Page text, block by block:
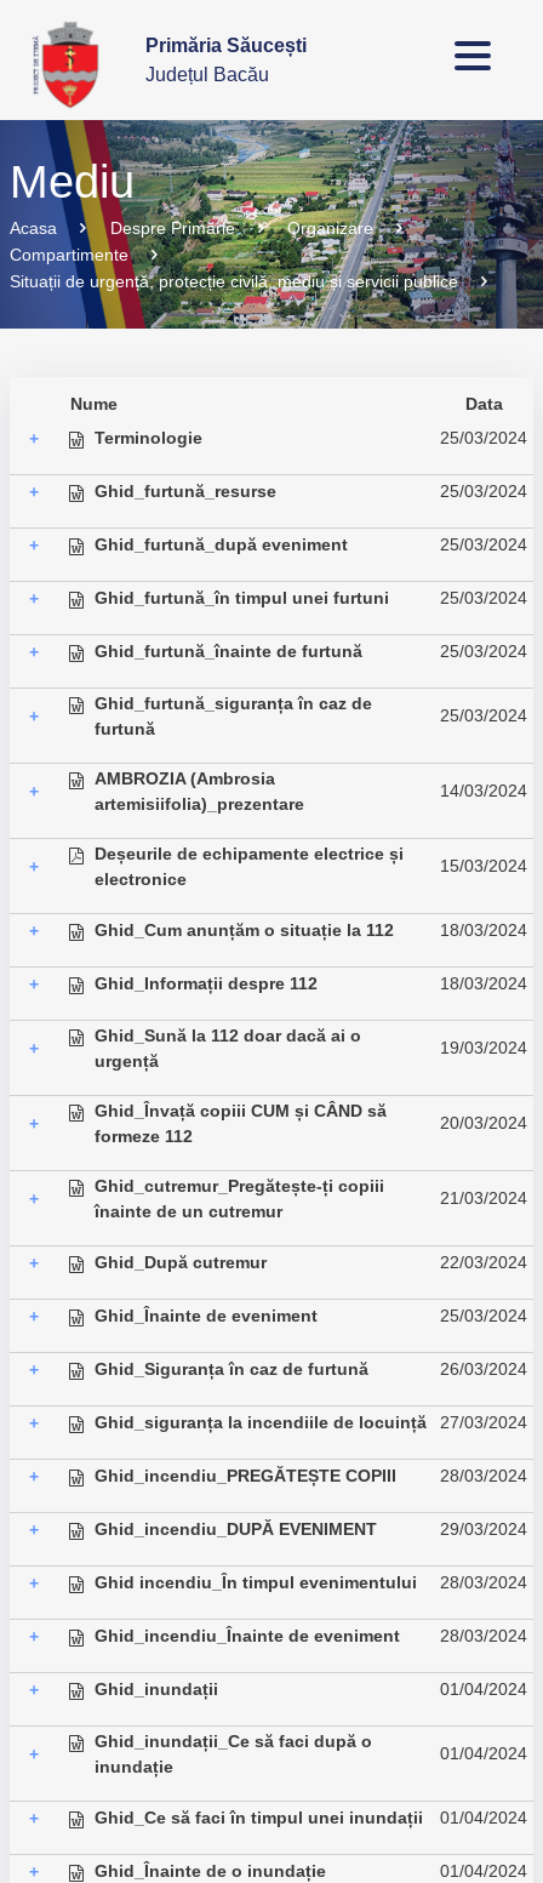
Primăria Săucești
Județul Bacău
Mediu
Acasa Despre Primărie
Organizare
Compartimente
Situații de urgență, protecție civilă, mediu și servicii publice
Nume
Data
+
Terminologie 25/03/2024
+ Ghid_furtună_resurse 25/03/2024
+ Ghid_furtună_după eveniment 25/03/2024
+ Ghid_furtună_în timpul unei furtuni 25/03/2024
+ Ghid_furtună_înainte de furtună 25/03/2024
+
Ghid_furtună_siguranța în caz de
furtună
25/03/2024
+
AMBROZIA (Ambrosia
artemisiifolia)_prezentare
14/03/2024
+
Deșeurile de echipamente electrice și
electronice
15/03/2024
+ Ghid_Cum anunțăm o situație la 112 18/03/2024
+ Ghid_Informații despre 112 18/03/2024
+
Ghid_Sună la 112 doar dacă ai o
urgență
19/03/2024
+
Ghid_Învață copiii CUM și CÂND să
formeze 112
20/03/2024
+
Ghid_cutremur_Pregătește-ți copiii
înainte de un cutremur
21/03/2024
+ Ghid_După cutremur 22/03/2024
+ Ghid_Înainte de eveniment 25/03/2024
+ Ghid_Siguranța în caz de furtună 26/03/2024
+ Ghid_siguranța la incendiile de locuință 27/03/2024
+ Ghid_incendiu_PREGĂTEȘTE COPIII 28/03/2024
+ Ghid_incendiu_DUPĂ EVENIMENT 29/03/2024
+ Ghid incendiu_În timpul evenimentului 28/03/2024
+ Ghid_incendiu_Înainte de eveniment 28/03/2024
+ Ghid_inundații 01/04/2024
+
Ghid_inundații_Ce să faci după o
inundație
01/04/2024
+ Ghid_Ce să faci în timpul unei inundații 01/04/2024
+ Ghid_Înainte de o inundație 01/04/2024